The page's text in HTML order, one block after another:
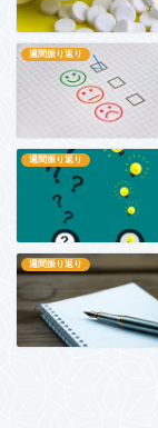
週間振り返り
週間振り返り
週間振り返り